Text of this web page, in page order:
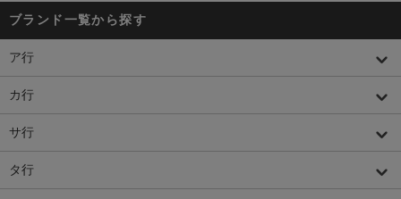
ブランド一覧から探す
ア行
カ行
サ行
タ行